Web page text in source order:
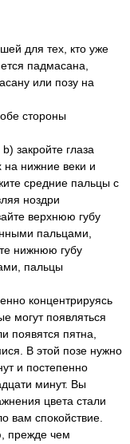
для тех, кто уже
падмасана,
или позу на
стороны
закройте глаза
на нижние веки и
средние пальцы с
ноздри
верхнюю губу
пальцами,
нижнюю губу
пальцы
концентрируясь
могут появляться
появятся пятна,
В этой позе нужно
и постепенно
минут. Вы
цвета стали
вам спокойствие.
прежде чем